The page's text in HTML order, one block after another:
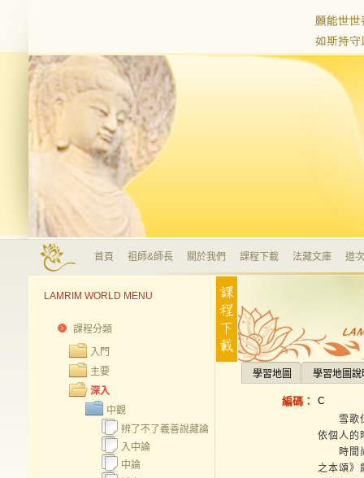
首頁 祖師&師長 關於我們 課程下載 法藏文庫 道
LAMRIM WORLD MENU
課程分類
入門
主要
深入
中觀
辨了不了義善說藏論
入中論
中論
學習地圖 學習地圖說
編碼： C
雪歌仁
依個人的
時間尚
之本頌》